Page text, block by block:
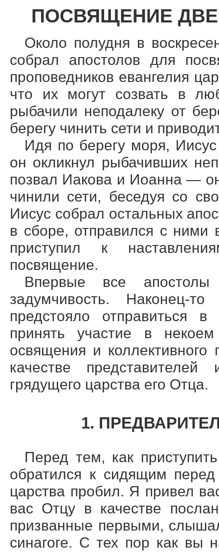
ПОСВЯЩЕНИЕ
Около полудня в
собрал апостолов для
проповедников евангелия
что их могут созвать в
рыбачили неподалеку от
берегу чинить сети и
Идя по берегу моря,
он окликнул рыбачивших
позвал Иакова и Иоанна —
чинили сети, беседуя со
Иисус собрал остальных
в сборе, отправился с ними
приступил к
посвящение.
Впервые все
задумчивость. Наконец-
предстояло отправиться
принять участие в
освящения и
качестве
грядущего царства его Отца.
1.
Перед тем, как
обратился к сидящим
царства пробил. Я привел
вас Отцу в качестве
призванные первыми,
синагоге. С тех пор как вы